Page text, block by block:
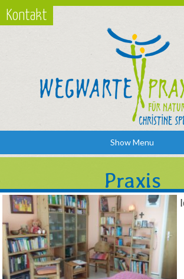
Kontakt
Show Menu
Praxis